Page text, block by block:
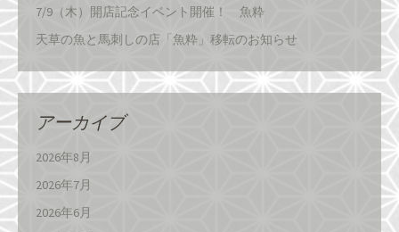
7/9（木）開店記念イベント開催！ 魚粋
天草の魚と馬刺しの店「魚粋」移転のお知らせ
アーカイブ
2026年8月
2026年7月
2026年6月